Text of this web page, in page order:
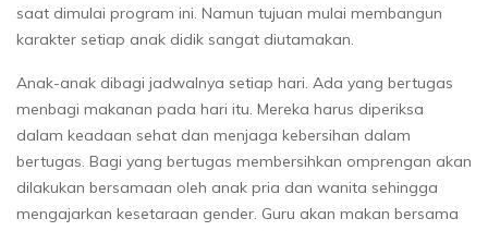
saat dimulai program ini. Namun tujuan mulai membangun
karakter setiap anak didik sangat diutamakan.
Anak-anak dibagi jadwalnya setiap hari. Ada yang bertugas
menbagi makanan pada hari itu. Mereka harus diperiksa
dalam keadaan sehat dan menjaga kebersihan dalam
bertugas. Bagi yang bertugas membersihkan omprengan akan
dilakukan bersamaan oleh anak pria dan wanita sehingga
mengajarkan kesetaraan gender. Guru akan makan bersama